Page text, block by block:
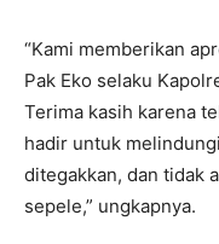
“Kami memberikan
Pak Eko selaku
Terima kasih karena
hadir untuk
ditegakkan, dan tidak
sepele,” ungkapnya.